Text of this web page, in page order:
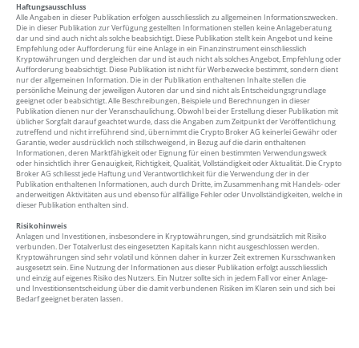
Haftungsausschluss
Alle Angaben in dieser Publikation erfolgen ausschliesslich zu allgemeinen Informationszwecken.
Die in dieser Publikation zur Verfügung gestellten Informationen stellen keine Anlageberatung
dar und sind auch nicht als solche beabsichtigt. Diese Publikation stellt kein Angebot und keine
Empfehlung oder Aufforderung für eine Anlage in ein Finanzinstrument einschliesslich
Kryptowährungen und dergleichen dar und ist auch nicht als solches Angebot, Empfehlung oder
Aufforderung beabsichtigt. Diese Publikation ist nicht für Werbezwecke bestimmt, sondern dient
nur der allgemeinen Information. Die in der Publikation enthaltenen Inhalte stellen die
persönliche Meinung der jeweiligen Autoren dar und sind nicht als Entscheidungsgrundlage
geeignet oder beabsichtigt. Alle Beschreibungen, Beispiele und Berechnungen in dieser
Publikation dienen nur der Veranschaulichung. Obwohl bei der Erstellung dieser Publikation mit
üblicher Sorgfalt darauf geachtet wurde, dass die Angaben zum Zeitpunkt der Veröffentlichung
zutreffend und nicht irreführend sind, übernimmt die Crypto Broker AG keinerlei Gewähr oder
Garantie, weder ausdrücklich noch stillschweigend, in Bezug auf die darin enthaltenen
Informationen, deren Marktfähigkeit oder Eignung für einen bestimmten Verwendungsweck
oder hinsichtlich ihrer Genauigkeit, Richtigkeit, Qualität, Vollständigkeit oder Aktualität. Die Crypto
Broker AG schliesst jede Haftung und Verantwortlichkeit für die Verwendung der in der
Publikation enthaltenen Informationen, auch durch Dritte, im Zusammenhang mit Handels- oder
anderweitigen Aktivitäten aus und ebenso für allfällige Fehler oder Unvollständigkeiten, welche in
dieser Publikation enthalten sind.
Risikohinweis
Anlagen und Investitionen, insbesondere in Kryptowährungen, sind grundsätzlich mit Risiko
verbunden. Der Totalverlust des eingesetzten Kapitals kann nicht ausgeschlossen werden.
Kryptowährungen sind sehr volatil und können daher in kurzer Zeit extremen Kursschwanken
ausgesetzt sein. Eine Nutzung der Informationen aus dieser Publikation erfolgt ausschliesslich
und einzig auf eigenes Risiko des Nutzers. Ein Nutzer sollte sich in jedem Fall vor einer Anlage-
und Investitionsentscheidung über die damit verbundenen Risiken im Klaren sein und sich bei
Bedarf geeignet beraten lassen.